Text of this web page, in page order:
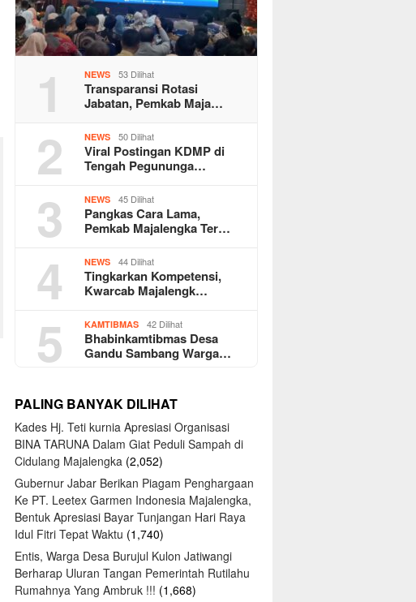
1 NEWS 53 Dilihat
Transparansi Rotasi
Jabatan, Pemkab Maja…
2 NEWS 50 Dilihat
Viral Postingan KDMP di
Tengah Pegununga…
3 NEWS 45 Dilihat
Pangkas Cara Lama,
Pemkab Majalengka Ter…
4 NEWS 44 Dilihat
Tingkarkan Kompetensi,
Kwarcab Majalengk…
5 KAMTIBMAS 42 Dilihat
Bhabinkamtibmas Desa
Gandu Sambang Warga…
PALING BANYAK DILIHAT
Kades Hj. Teti kurnia Apresiasi Organisasi
BINA TARUNA Dalam Giat Peduli Sampah di
Cidulang Majalengka (2,052)
Gubernur Jabar Berikan Piagam Penghargaan
Ke PT. Leetex Garmen Indonesia Majalengka,
Bentuk Apresiasi Bayar Tunjangan Hari Raya
Idul Fitri Tepat Waktu (1,740)
Entis, Warga Desa Burujul Kulon Jatiwangi
Berharap Uluran Tangan Pemerintah Rutilahu
Rumahnya Yang Ambruk !!! (1,668)